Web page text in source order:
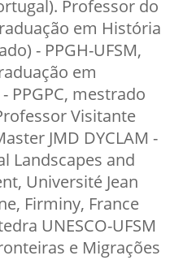
Professor do
em História
- PPGH-UFSM,
em
PPGPC, mestrado
Visitante
JMD DYCLAM -
Landscapes and
Université Jean
Firminy, France
UNESCO-UFSM
e Migrações